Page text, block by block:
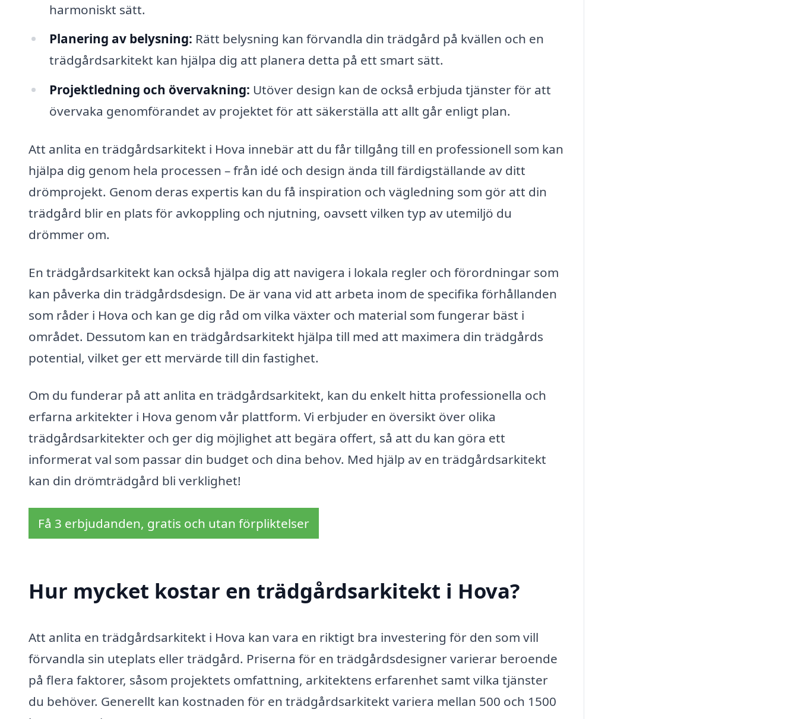
harmoniskt sätt.
Planering av belysning: Rätt belysning kan förvandla din trädgård på kvällen och en
trädgårdsarkitekt kan hjälpa dig att planera detta på ett smart sätt.
Projektledning och övervakning: Utöver design kan de också erbjuda tjänster för att
övervaka genomförandet av projektet för att säkerställa att allt går enligt plan.
Att anlita en trädgårdsarkitekt i Hova innebär att du får tillgång till en professionell som kan
hjälpa dig genom hela processen – från idé och design ända till färdigställande av ditt
drömprojekt. Genom deras expertis kan du få inspiration och vägledning som gör att din
trädgård blir en plats för avkoppling och njutning, oavsett vilken typ av utemiljö du
drömmer om.
En trädgårdsarkitekt kan också hjälpa dig att navigera i lokala regler och förordningar som
kan påverka din trädgårdsdesign. De är vana vid att arbeta inom de specifika förhållanden
som råder i Hova och kan ge dig råd om vilka växter och material som fungerar bäst i
området. Dessutom kan en trädgårdsarkitekt hjälpa till med att maximera din trädgårds
potential, vilket ger ett mervärde till din fastighet.
Om du funderar på att anlita en trädgårdsarkitekt, kan du enkelt hitta professionella och
erfarna arkitekter i Hova genom vår plattform. Vi erbjuder en översikt över olika
trädgårdsarkitekter och ger dig möjlighet att begära offert, så att du kan göra ett
informerat val som passar din budget och dina behov. Med hjälp av en trädgårdsarkitekt
kan din drömträdgård bli verklighet!
Få 3 erbjudanden, gratis och utan förpliktelser
Hur mycket kostar en trädgårdsarkitekt i Hova?
Att anlita en trädgårdsarkitekt i Hova kan vara en riktigt bra investering för den som vill
förvandla sin uteplats eller trädgård. Priserna för en trädgårdsdesigner varierar beroende
på flera faktorer, såsom projektets omfattning, arkitektens erfarenhet samt vilka tjänster
du behöver. Generellt kan kostnaden för en trädgårdsarkitekt variera mellan 500 och 1500